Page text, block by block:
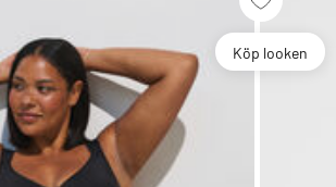
Köp looken